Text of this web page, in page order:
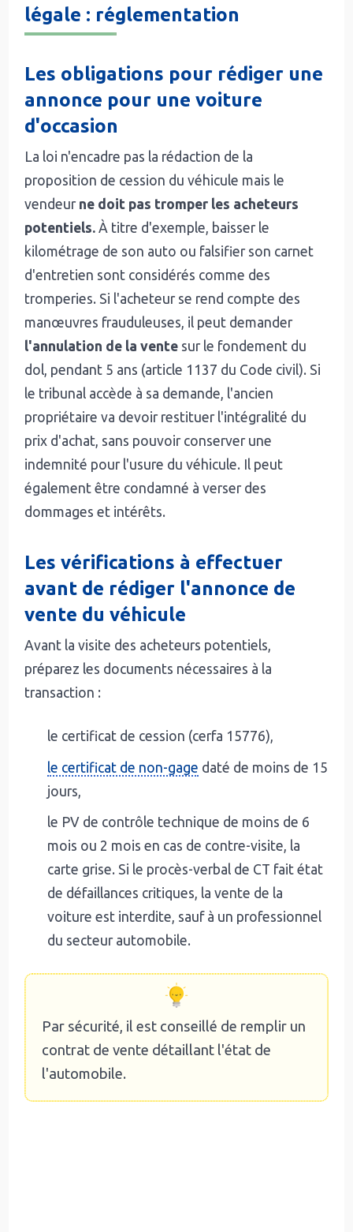
légale : réglementation
Les obligations pour rédiger une
annonce pour une voiture
d'occasion
La loi n'encadre pas la rédaction de la
proposition de cession du véhicule mais le
vendeur ne doit pas tromper les acheteurs
potentiels. À titre d'exemple, baisser le
kilométrage de son auto ou falsifier son carnet
d'entretien sont considérés comme des
tromperies. Si l'acheteur se rend compte des
manœuvres frauduleuses, il peut demander
l'annulation de la vente sur le fondement du
dol, pendant 5 ans (article 1137 du Code civil). Si
le tribunal accède à sa demande, l'ancien
propriétaire va devoir restituer l'intégralité du
prix d'achat, sans pouvoir conserver une
indemnité pour l'usure du véhicule. Il peut
également être condamné à verser des
dommages et intérêts.
Les vérifications à effectuer
avant de rédiger l'annonce de
vente du véhicule
Avant la visite des acheteurs potentiels,
préparez les documents nécessaires à la
transaction :
le certificat de cession (cerfa 15776),
le certificat de non-gage daté de moins de 15
jours,
le PV de contrôle technique de moins de 6
mois ou 2 mois en cas de contre-visite, la
carte grise. Si le procès-verbal de CT fait état
de défaillances critiques, la vente de la
voiture est interdite, sauf à un professionnel
du secteur automobile.
Par sécurité, il est conseillé de remplir un
contrat de vente détaillant l'état de
l'automobile.